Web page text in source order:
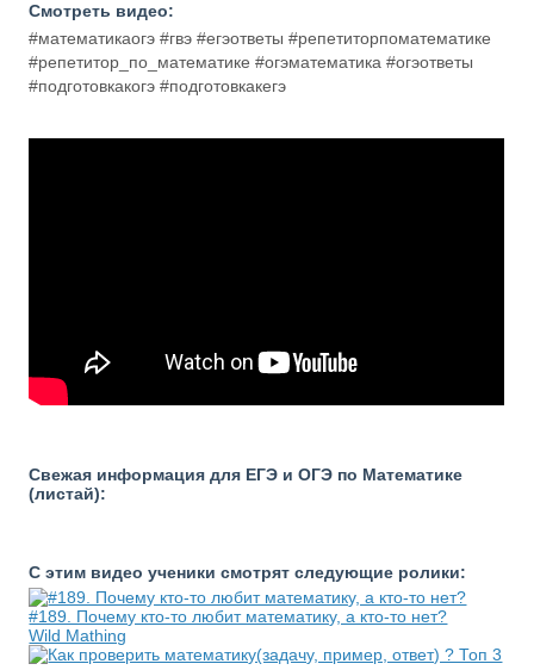
Смотреть видео:
#математикаогэ #гвэ #егэответы #репетиторпоматематике
#репетитор_по_математике #огэматематика #огэответы
#подготовкакогэ #подготовкакегэ
Свежая информация для ЕГЭ и ОГЭ по Математике
(листай):
С этим видео ученики смотрят следующие ролики:
#189. Почему кто-то любит математику, а кто-то нет?
Wild Mathing